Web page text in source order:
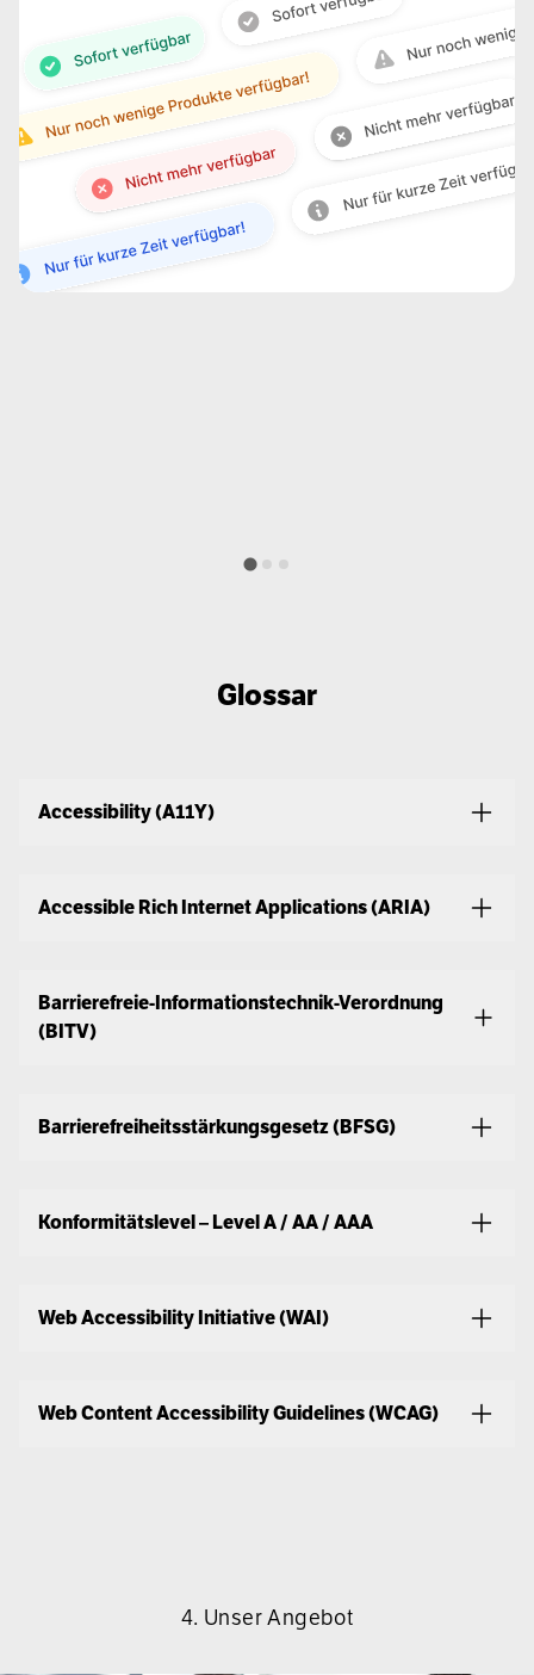
Glossar
Accessibility (A11Y)
Accessible Rich Internet Applications (ARIA)
Barrierefreie-Informationstechnik-Verordnung
(BITV)
Barrierefreiheitsstärkungsgesetz (BFSG)
Konformitätslevel – Level A / AA / AAA
Web Accessibility Initiative (WAI)
Web Content Accessibility Guidelines (WCAG)
4. Unser Angebot